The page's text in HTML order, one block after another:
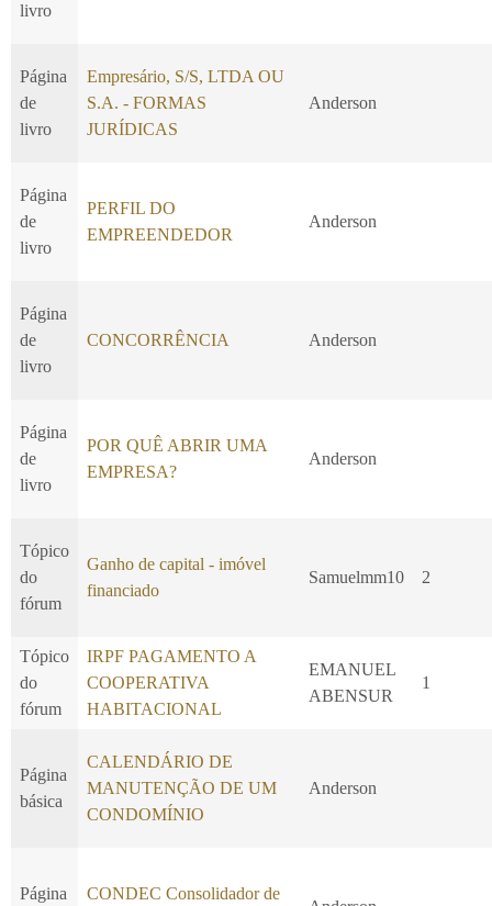
livro
Página
de
livro
Empresário, S/S, LTDA OU
S.A. - FORMAS
JURÍDICAS
Anderson
Página
de
livro
PERFIL DO
EMPREENDEDOR
Anderson
Página
de
livro
CONCORRÊNCIA Anderson
Página
de
livro
POR QUÊ ABRIR UMA
EMPRESA?
Anderson
Tópico
do
fórum
Ganho de capital - imóvel
financiado
Samuelmm10 2
Tópico
do
fórum
IRPF PAGAMENTO A
COOPERATIVA
HABITACIONAL
EMANUEL
ABENSUR
1
Página
básica
CALENDÁRIO DE
MANUTENÇÃO DE UM
CONDOMÍNIO
Anderson
Página CONDEC Consolidador de